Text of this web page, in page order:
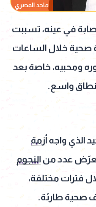
ماجد المصري
في عينه، تسببت
خلال الساعات
ومحبيه، خاصة بعد
نطاق واسع.
الذي واجه أزمة
تعرّض عدد من النجوم
فترات مختلفة،
صحية طارئة.